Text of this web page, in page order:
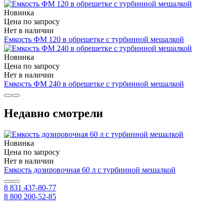
Новинка
Цена по запросу
Нет в наличии
Емкость ФМ 120 в обрешетке с турбинной мешалкой
Новинка
Цена по запросу
Нет в наличии
Емкость ФМ 240 в обрешетке с турбинной мешалкой
Недавно смотрели
Новинка
Цена по запросу
Нет в наличии
Емкость дозировочная 60 л с турбинной мешалкой
8 831 437-80-77
8 800 200-52-85